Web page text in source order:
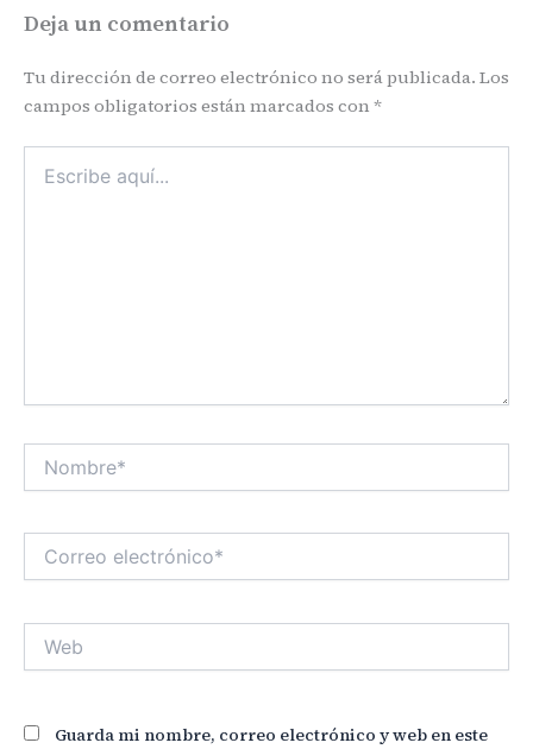
Deja un comentario
Tu dirección de correo electrónico no será publicada. Los
campos obligatorios están marcados con *
aquí...
Correo
electrónico*
Guarda mi nombre, correo electrónico y web en este